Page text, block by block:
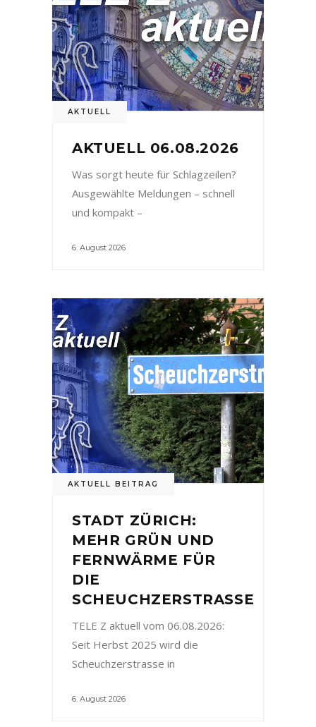
AKTUELL
AKTUELL 06.08.2026
Was sorgt heute für Schlagzeilen?
Ausgewählte Meldungen – schnell
und kompakt –
6. August 2026
AKTUELL BEITRAG
STADT ZÜRICH:
MEHR GRÜN UND
FERNWÄRME FÜR
DIE
SCHEUCHZERSTRASSE
TELE Z aktuell vom 06.08.2026:
Seit Herbst 2025 wird die
Scheuchzerstrasse in
6. August 2026